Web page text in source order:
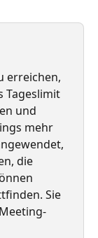
erreichen,
Tageslimit
und
mehr
die
Sie